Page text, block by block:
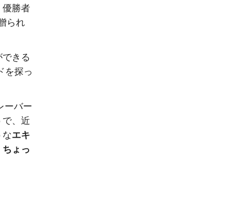
優勝者
られ
きる
を探っ
ーバー
、近
なエキ
ちょっ